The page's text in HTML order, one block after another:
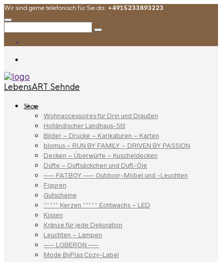
Wir sind gerne telefonisch für Sie da: +4915233893223
LebensART Sehnde
Shop
Wohnaccessoires für Drin und Draußen
Holländischer Landhaus-Stil
Bilder – Drucke – Karikaturen – Karten
blomus – RUN BY FAMILY – DRIVEN BY PASSION
Decken – Überwürfe – Kuscheldecken
Düfte – Duftsäckchen und Duft-Öle
—– FATBOY —– Outdoor-Möbel und -Leuchten
Figuren
Gutscheine
***** Kerzen ***** Echtwachs – LED
Kissen
Kränze für jede Dekoration
Leuchten – Lampen
—– LOBERON —–
Mode ByPias Cozy-Label